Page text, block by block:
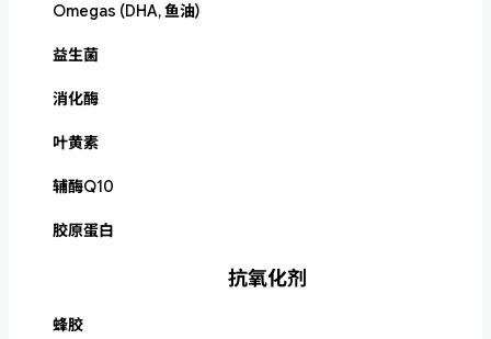
Omegas (DHA, 鱼油)
益生菌
消化酶
叶黄素
辅酶Q10
胶原蛋白
抗氧化剂
蜂胶